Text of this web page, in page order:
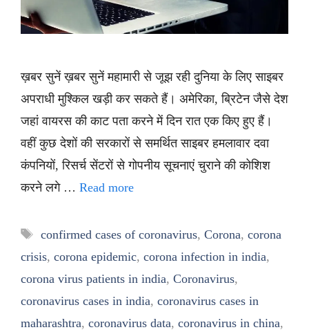
ख़बर सुनें ख़बर सुनें महामारी से जूझ रही दुनिया के लिए साइबर
अपराधी मुश्किल खड़ी कर सकते हैं। अमेरिका, ब्रिटेन जैसे देश
जहां वायरस की काट पता करने में दिन रात एक किए हुए हैं।
वहीं कुछ देशों की सरकारों से समर्थित साइबर हमलावार दवा
कंपनियों, रिसर्च सेंटरों से गोपनीय सूचनाएं चुराने की कोशिश
करने लगे … Read more
Tags
confirmed cases of coronavirus, Corona, corona
crisis, corona epidemic, corona infection in india,
corona virus patients in india, Coronavirus,
coronavirus cases in india, coronavirus cases in
maharashtra, coronavirus data, coronavirus in china,